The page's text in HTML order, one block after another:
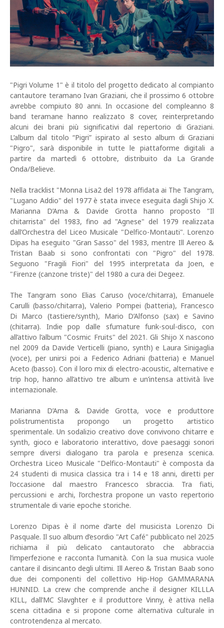
"Pigri Volume 1" è il titolo del progetto dedicato al compianto
cantautore teramano Ivan Graziani, che il prossimo 6 ottobre
avrebbe compiuto 80 anni. In occasione del compleanno 8
band teramane hanno realizzato 8 cover, reinterpretando
alcuni dei brani più significativi dal repertorio di Graziani.
L’album dal titolo “Pigri” ispirato al sesto album di Graziani
"Pigro", sarà disponibile in tutte le piattaforme digitali a
partire da martedì 6 ottobre, distribuito da La Grande
Onda/Believe.
Nella tracklist "Monna Lisa2 del 1978 affidata ai The Tangram,
"Lugano Addio" del 1977 è stata invece eseguita dagli Shijo X.
Marianna D’Ama & Davide Grotta hanno proposto "Il
chitarrista" del 1983, fino ad "Agnese" del 1979 realizzata
dall’Orchestra del Liceo Musicale "Delfico-Montauti". Lorenzo
Dipas ha eseguito "Gran Sasso" del 1983, mentre Ill Aereo &
Tristan Baab si sono confrontati con "Pigro" del 1978.
Seguono "Fragili Fiori" del 1995 interpretata da Joen, e
"Firenze (canzone triste)" del 1980 a cura dei Degeez.
The Tangram sono Elias Caruso (voce/chitarra), Emanuele
Carulli (basso/chitarra), Valerio Pompei (batteria), Francesco
Di Marco (tastiere/synth), Mario D’Alfonso (sax) e Savino
(chitarra). Indie pop dalle sfumature funk-soul-disco, con
all’attivo l’album "Cosmic Fruits" del 2021. Gli Shijo X nascono
nel 2009 da Davide Verticelli (piano, synth) e Laura Sinigaglia
(voce), per unirsi poi a Federico Adriani (batteria) e Manuel
Aceto (basso). Con il loro mix di electro-acoustic, alternative e
trip hop, hanno all’attivo tre album e un’intensa attività live
internazionale.
Marianna D’Ama & Davide Grotta, voce e produttore
polistrumentista propongo un progetto artistico
sperimentale. Un sodalizio creativo dove convivono chitarre e
synth, gioco e laboratorio interattivo, dove paesaggi sonori
sempre diversi dialogano tra parola e presenza scenica.
Orchestra Liceo Musicale "Delfico-Montauti" è composta da
24 studenti di musica classica tra i 14 e 18 anni, diretti per
l’occasione dal maestro Francesco sbraccia. Tra fiati,
percussioni e archi, l’orchestra propone un vasto repertorio
strumentale di varie epoche storiche.
Lorenzo Dipas è il nome d’arte del musicista Lorenzo Di
Pasquale. Il suo album d’esordio "Art Café" pubblicato nel 2025
richiama il più delicato cantautorato che abbraccia
l’imperfezione e racconta l’umanità. Con la sua musica vuole
cantare il disincanto degli ultimi. Ill Aereo & Tristan Baab sono
due dei componenti del collettivo Hip-Hop GAMMARANA
HUNNID. La crew che comprende anche il designer KILLLA
KILL, dall’MC Slavghter e il produttore Vinny, è attiva nella
scena cittadina e si propone come alternativa culturale in
controtendenza al mercato.